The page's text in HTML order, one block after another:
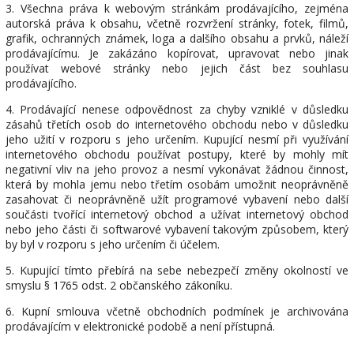
3. Všechna práva k webovým stránkám prodávajícího, zejména
autorská práva k obsahu, včetně rozvržení stránky, fotek, filmů,
grafik, ochranných známek, loga a dalšího obsahu a prvků, náleží
prodávajícímu. Je zakázáno kopírovat, upravovat nebo jinak
používat webové stránky nebo jejich část bez souhlasu
prodávajícího.
4. Prodávající nenese odpovědnost za chyby vzniklé v důsledku
zásahů třetích osob do internetového obchodu nebo v důsledku
jeho užití v rozporu s jeho určením. Kupující nesmí při využívání
internetového obchodu používat postupy, které by mohly mít
negativní vliv na jeho provoz a nesmí vykonávat žádnou činnost,
která by mohla jemu nebo třetím osobám umožnit neoprávněně
zasahovat či neoprávněně užít programové vybavení nebo další
součásti tvořící internetový obchod a užívat internetový obchod
nebo jeho části či softwarové vybavení takovým způsobem, který
by byl v rozporu s jeho určením či účelem.
5. Kupující tímto přebírá na sebe nebezpečí změny okolností ve
smyslu § 1765 odst. 2 občanského zákoníku.
6. Kupní smlouva včetně obchodních podmínek je archivována
prodávajícím v elektronické podobě a není přístupná.